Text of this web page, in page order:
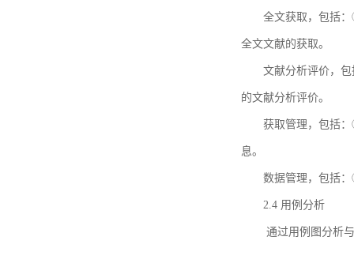
全文获取，包括
全文文献的获取。
文献分析评价，
的文献分析评价。
获取管理，包括
息。
数据管理，包括
2.4 用例分析
通过用例图分析